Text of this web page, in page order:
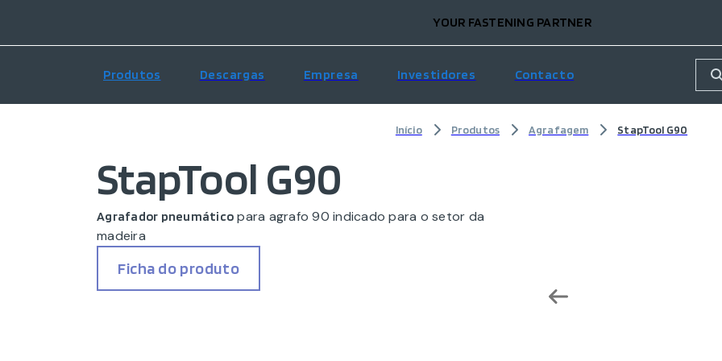
YOUR FASTENING PARTNER
Produtos Descargas Empresa Investidores Contacto
Início Produtos Agrafagem StapTool G90
StapTool G90
Agrafador pneumático para agrafo 90 indicado para o setor da
madeira
Ficha do produto